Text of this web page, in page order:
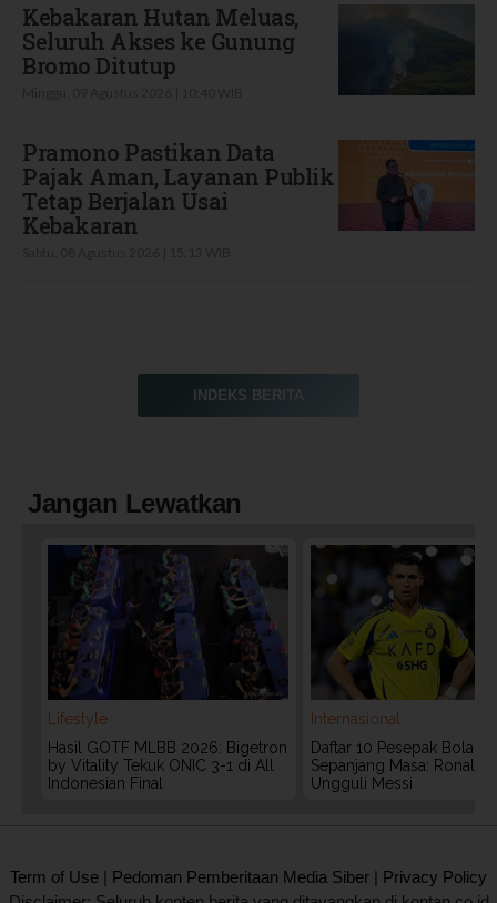
Kebakaran Hutan Meluas,
Seluruh Akses ke Gunung
Bromo Ditutup
Pramono Pastikan Data
Pajak Aman, Layanan Publik
Tetap Berjalan Usai
Kebakaran
INDEKS BERITA
Jangan Lewatkan
Lifestyle
Hasil GOTF MLBB 2026: Bigetron
by Vitality Tekuk ONIC 3-1 di All
Indonesian Final
Internasional
Daftar 10 Pesepak Bola
Sepanjang Masa: Ronaldo
Ungguli Messi
Term of Use | Pedoman Pemberitaan Media Siber | Privacy Policy